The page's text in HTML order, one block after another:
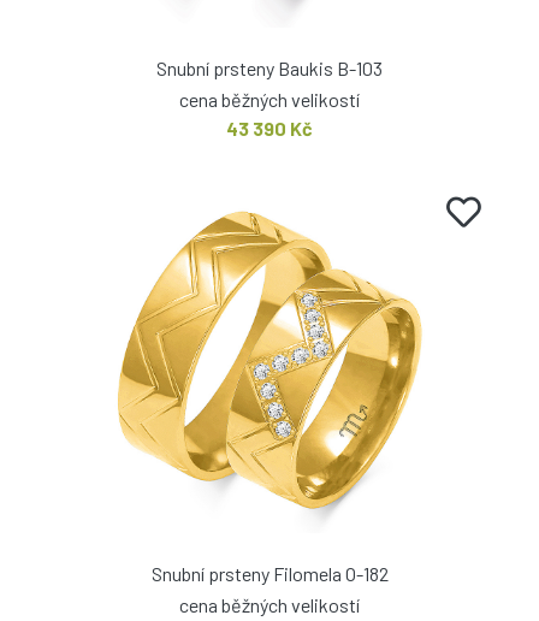
Snubní prsteny Baukis B-103
cena běžných velikostí
43 390 Kč
Snubní prsteny Filomela O-182
cena běžných velikostí